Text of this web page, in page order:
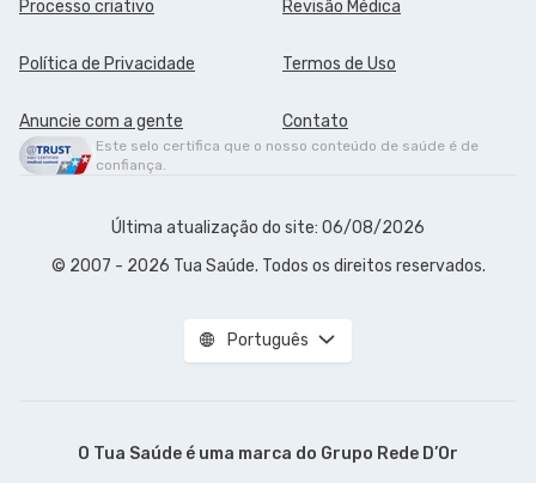
Processo criativo Revisão Médica
Política de Privacidade Termos de Uso
Anuncie com a gente Contato
Este selo certifica que o nosso conteúdo de saúde é de
confiança.
Última atualização do site: 06/08/2026
© 2007 - 2026 Tua Saúde. Todos os direitos reservados.
Português
O Tua Saúde é uma marca do Grupo Rede D’Or